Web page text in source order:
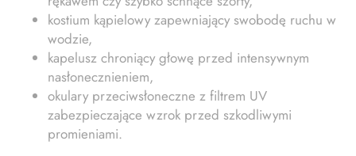
kostium kąpielowy zapewniający swobodę ruchu w
wodzie,
kapelusz chroniący głowę przed intensywnym
nasłonecznieniem,
okulary przeciwsłoneczne z filtrem UV
zabezpieczające wzrok przed szkodliwymi
promieniami.